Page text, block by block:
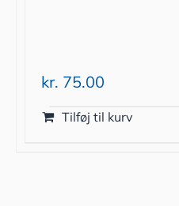
kr. 75.00
Tilføj til kurv